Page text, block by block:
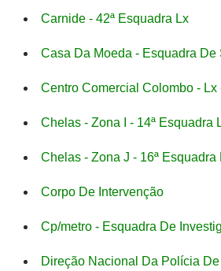
Carnide - 42ª Esquadra Lx
Casa Da Moeda - Esquadra De
Centro Comercial Colombo -
Chelas - Zona I - 14ª Esquadra
Chelas - Zona J - 16ª Esquadra
Corpo De Intervenção
Cp/metro - Esquadra De
Direção Nacional Da Polícia